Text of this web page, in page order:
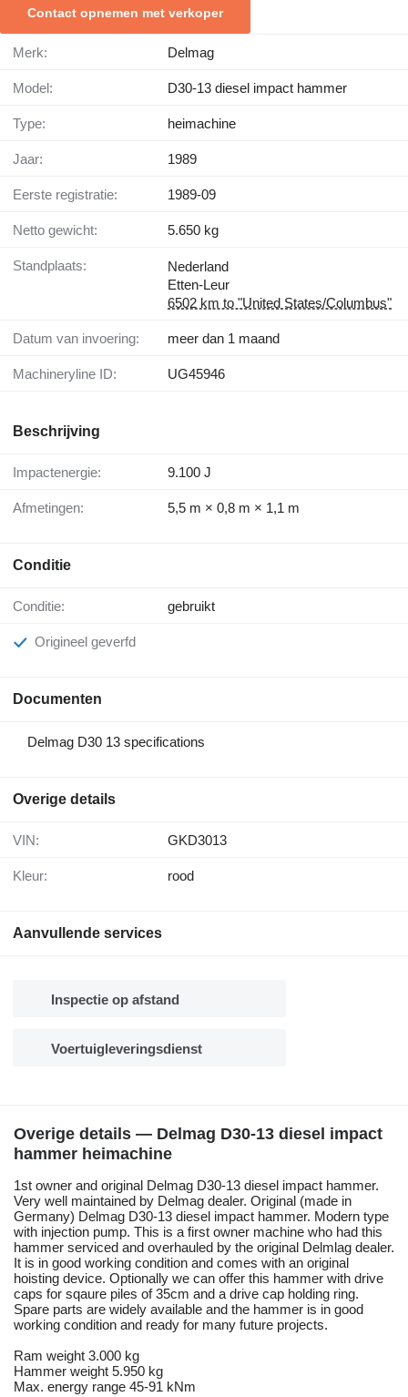
Contact opnemen met verkoper
Merk: Delmag
Model: D30-13 diesel impact hammer
Type: heimachine
Jaar: 1989
Eerste registratie: 1989-09
Netto gewicht: 5.650 kg
Standplaats:
Nederland
Etten-Leur
6502 km to "United States/Columbus"
Datum van invoering: meer dan 1 maand
Machineryline ID: UG45946
Beschrijving
Impactenergie: 9.100 J
Afmetingen: 5,5 m × 0,8 m × 1,1 m
Conditie
Conditie: gebruikt
Origineel geverfd
Documenten
Delmag D30 13 specifications
Overige details
VIN: GKD3013
Kleur: rood
Aanvullende services
Inspectie op afstand
Voertuigleveringsdienst
Overige details — Delmag D30-13 diesel impact
hammer heimachine
1st owner and original Delmag D30-13 diesel impact hammer.
Very well maintained by Delmag dealer. Original (made in
Germany) Delmag D30-13 diesel impact hammer. Modern type
with injection pump. This is a first owner machine who had this
hammer serviced and overhauled by the original Delmlag dealer.
It is in good working condition and comes with an original
hoisting device. Optionally we can offer this hammer with drive
caps for sqaure piles of 35cm and a drive cap holding ring.
Spare parts are widely available and the hammer is in good
working condition and ready for many future projects.
Ram weight 3.000 kg
Hammer weight 5.950 kg
Max. energy range 45-91 kNm